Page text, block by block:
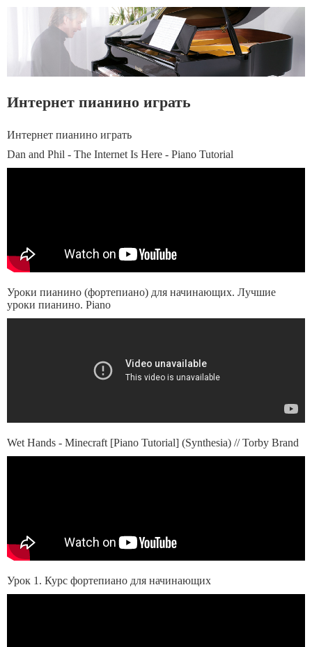
Интернет пианино играть
Интернет пианино играть
Dan and Phil - The Internet Is Here - Piano Tutorial
Уроки пианино (фортепиано) для начинающих. Лучшие
уроки пианино. Piano
Wet Hands - Minecraft [Piano Tutorial] (Synthesia) // Torby Brand
Урок 1. Курс фортепиано для начинающих